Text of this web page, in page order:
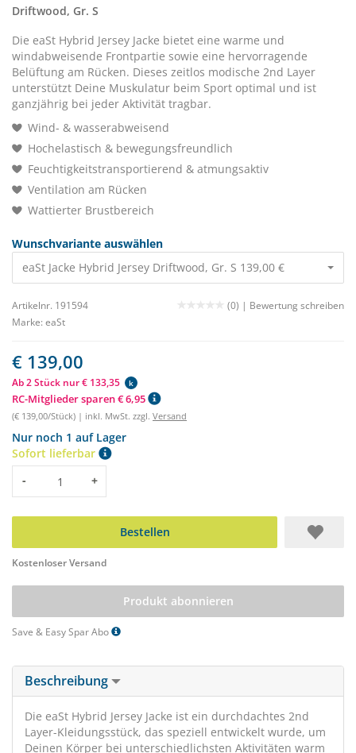
Driftwood, Gr. S
Die eaSt Hybrid Jersey Jacke bietet eine warme und
windabweisende Frontpartie sowie eine hervorragende
Belüftung am Rücken. Dieses zeitlos modische 2nd Layer
unterstützt Deine Muskulatur beim Sport optimal und ist
ganzjährig bei jeder Aktivität tragbar.
Wind- & wasserabweisend
Hochelastisch & bewegungsfreundlich
Feuchtigkeitstransportierend & atmungsaktiv
Ventilation am Rücken
Wattierter Brustbereich
Wunschvariante auswählen
eaSt Jacke Hybrid Jersey Driftwood, Gr. S 139,00 €
Artikelnr. 191594 (0) | Bewertung schreiben
Marke: eaSt
€ 139,00
Ab 2 Stück nur € 133,35 k
RC-Mitglieder sparen € 6,95
(€ 139,00/Stück) | inkl. MwSt. zzgl. Versand
Nur noch 1 auf Lager
Sofort lieferbar
Menge
- +
Bestellen
Kostenloser Versand
Produkt abonnieren
Save & Easy Spar Abo
Beschreibung
Die eaSt Hybrid Jersey Jacke ist ein durchdachtes 2nd
Layer-Kleidungsstück, das speziell entwickelt wurde, um
Deinen Körper bei unterschiedlichsten Aktivitäten warm